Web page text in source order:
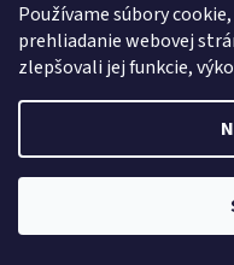
Používame súbory
prehliadanie webovej
zlepšovali jej funkcie,
8.13.V prípade, že kupujúci
bode 8.5. VOP, odstúpenie
predávajúci nie je povinný
bodu 8.8. VOP kupujúcemu a
spojených s odoslaním tovaru
8.14.Kupujúci nemôže
a) predaj tovaru
spotrebiteľa, tovaru